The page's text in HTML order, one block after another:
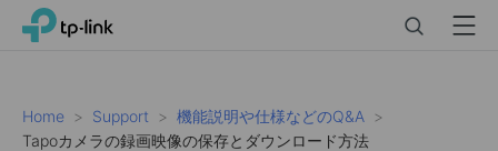
Click
navigation
bar
TP-Link, Reliably Smart Menu
Home Support
機能説明や仕様などのQ&A
Tapoカメラの録画映像の保存とダウンロード方法